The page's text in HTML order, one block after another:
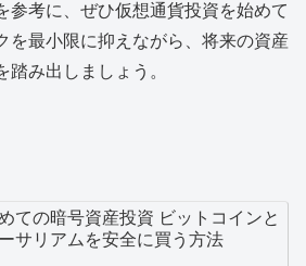
参考に、ぜひ仮想通貨投資を始めて
を最小限に抑えながら、将来の資産
み出しましょう。
ての暗号資産投資 ビットコインと
サリアムを安全に買う方法